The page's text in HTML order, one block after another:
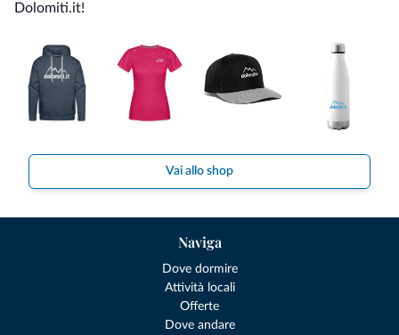
Dolomiti.it!
Vai allo shop
Naviga
Dove dormire
Attività locali
Offerte
Dove andare